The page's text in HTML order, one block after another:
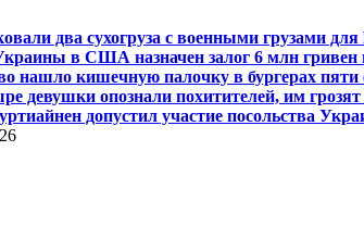
два сухогруза с военными грузами
в США назначен залог 6 млн гривен
нашло кишечную палочку в бургерах пяти
девушки опознали похитителей, им
допустил участие посольства